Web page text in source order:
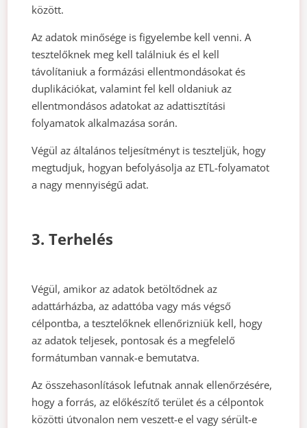
között.
Az adatok minősége is figyelembe kell venni. A
tesztelőknek meg kell találniuk és el kell
távolítaniuk a formázási ellentmondásokat és
duplikációkat, valamint fel kell oldaniuk az
ellentmondásos adatokat az adattisztítási
folyamatok alkalmazása során.
Végül az általános teljesítményt is teszteljük, hogy
megtudjuk, hogyan befolyásolja az ETL-folyamatot
a nagy mennyiségű adat.
3. Terhelés
Végül, amikor az adatok betöltődnek az
adattárházba, az adattóba vagy más végső
célpontba, a tesztelőknek ellenőrizniük kell, hogy
az adatok teljesek, pontosak és a megfelelő
formátumban vannak-e bemutatva.
Az összehasonlítások lefutnak annak ellenőrzésére,
hogy a forrás, az előkészítő terület és a célpontok
közötti útvonalon nem veszett-e el vagy sérült-e